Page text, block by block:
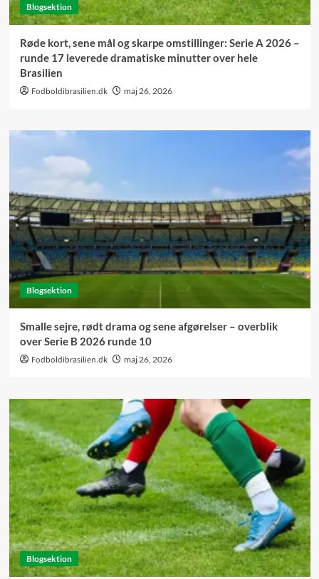
Blogsektion
Røde kort, sene mål og skarpe omstillinger: Serie A 2026 –
runde 17 leverede dramatiske minutter over hele
Brasilien
Fodboldibrasilien.dk maj 26, 2026
Blogsektion
Smalle sejre, rødt drama og sene afgørelser – overblik
over Serie B 2026 runde 10
Fodboldibrasilien.dk maj 26, 2026
Blogsektion